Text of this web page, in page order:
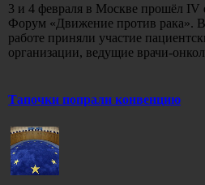
3 и 4 февраля в Москве прошёл IV
Форум «Движение против рака». В
работе приняли участие
организации, ведущие врачи-
Тапочки попрали конвенцию